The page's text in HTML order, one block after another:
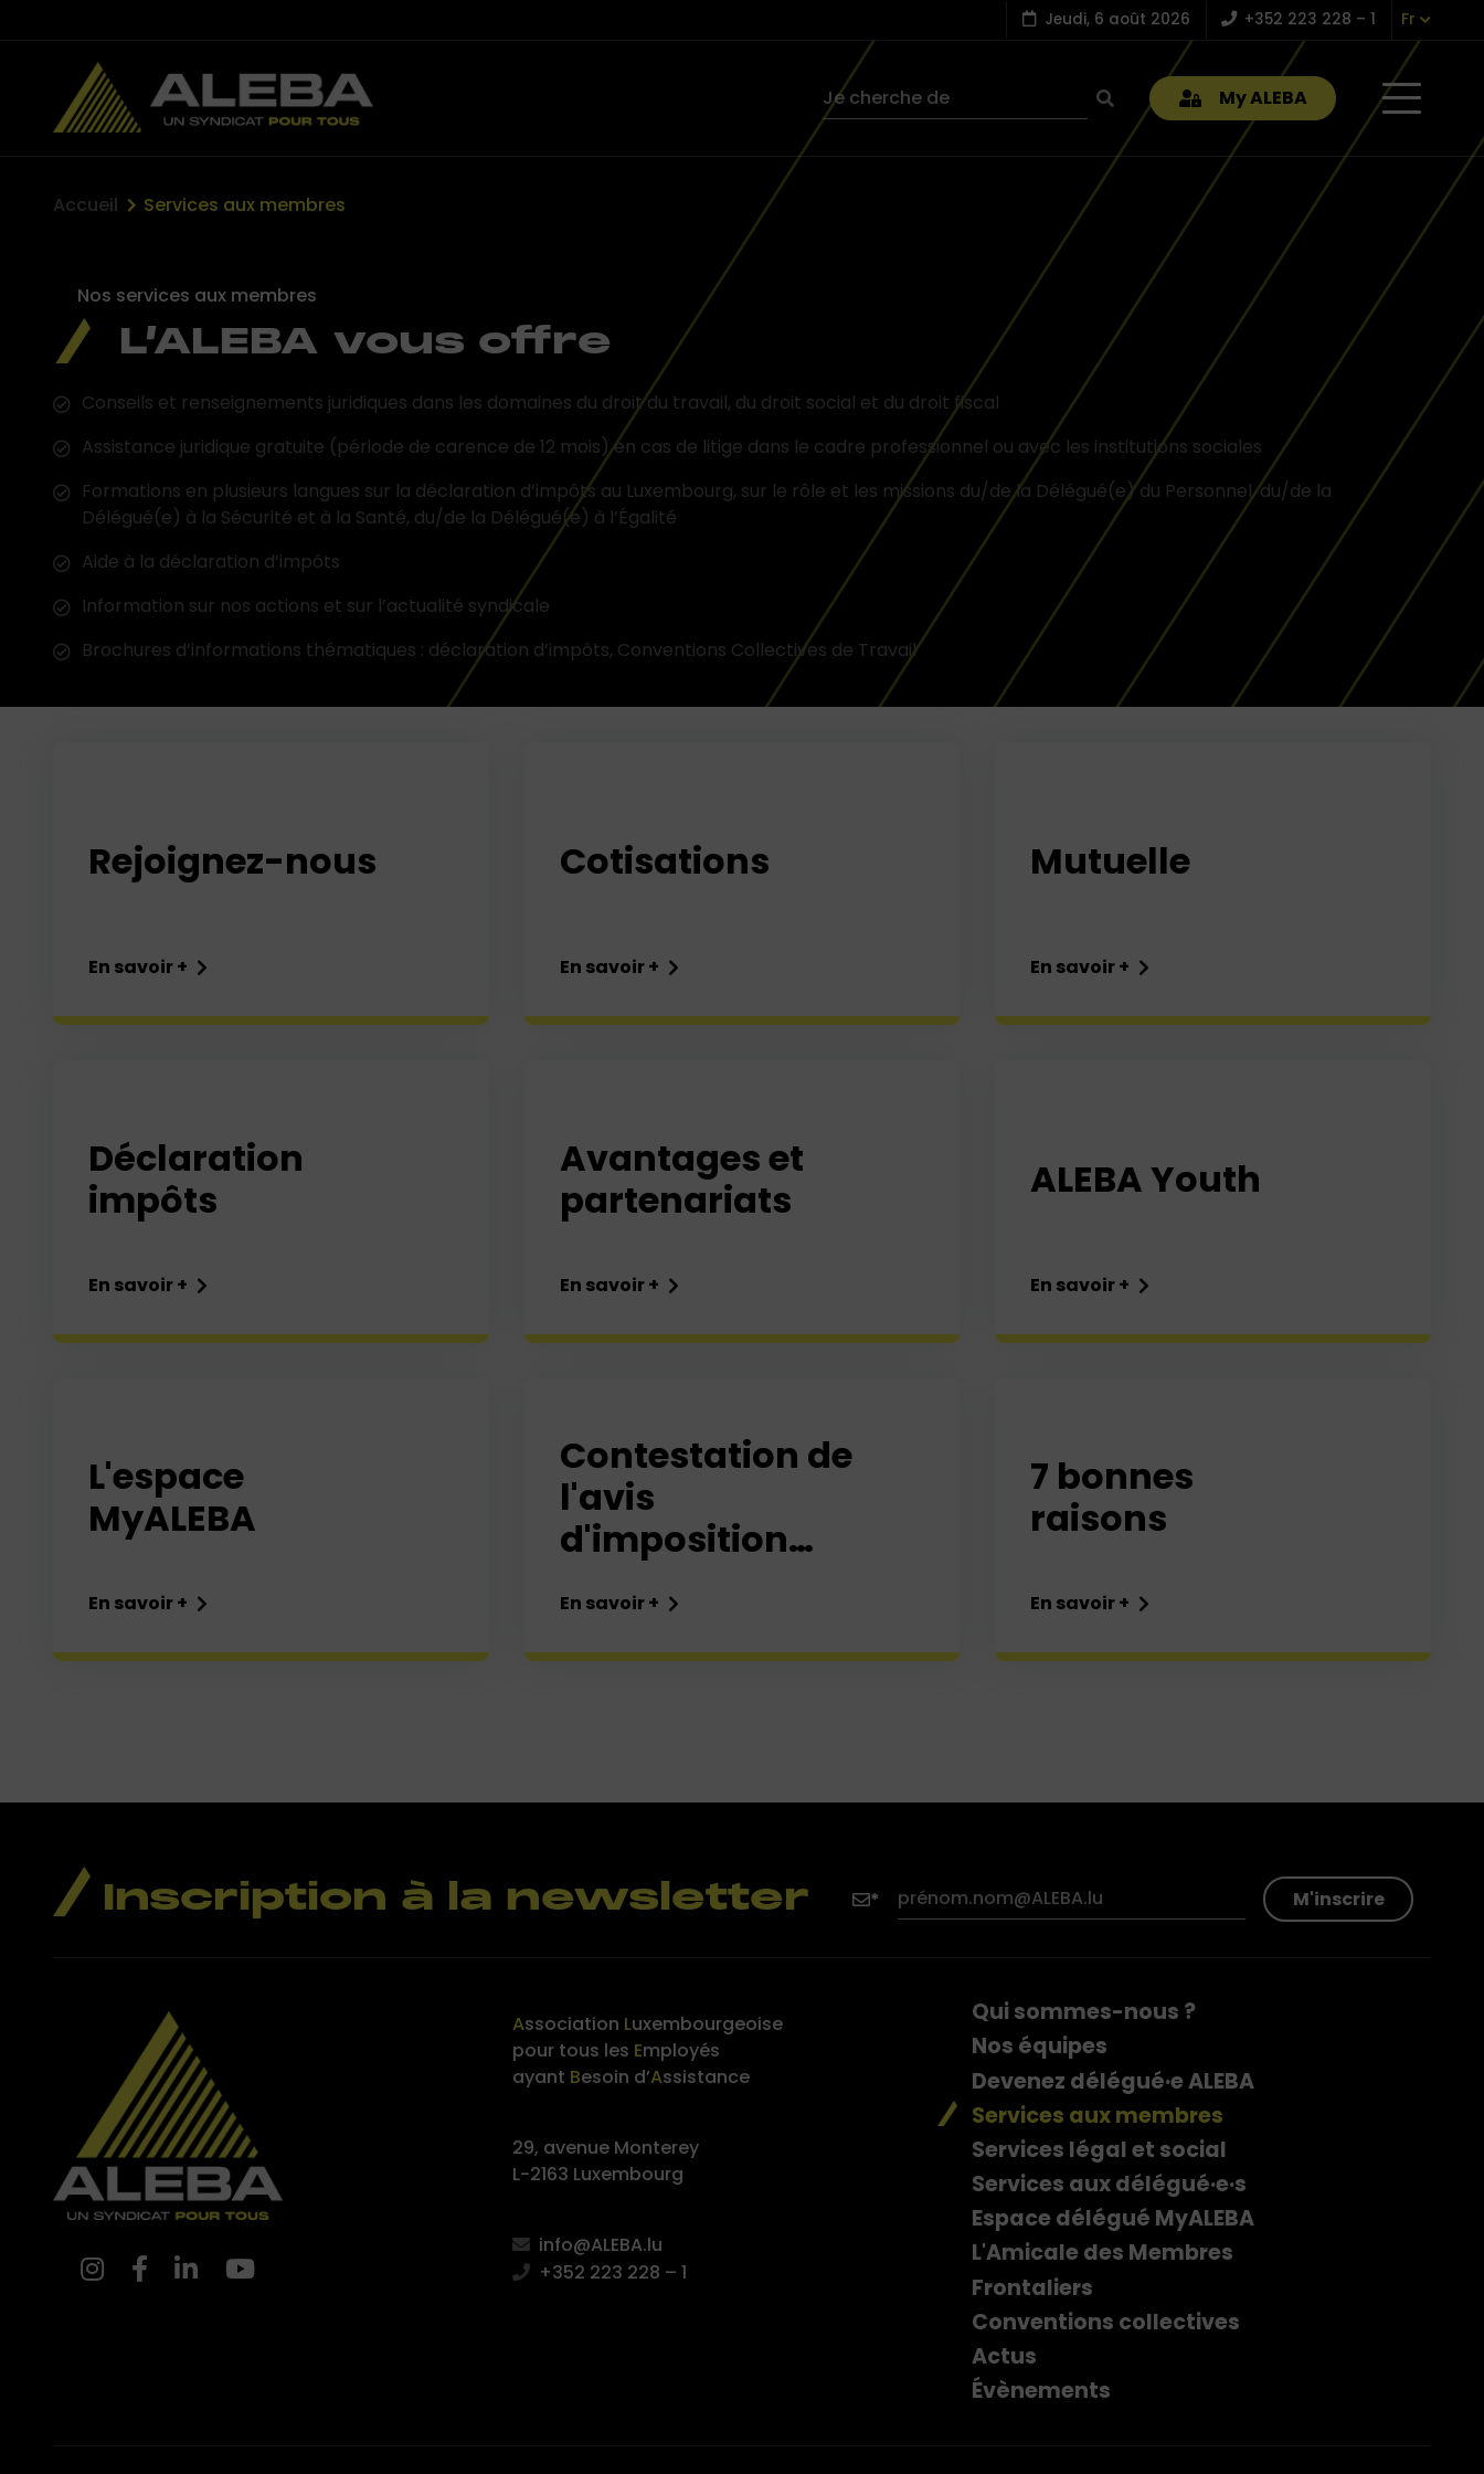
Jeudi, 6 août 2026 +352 223 228 – 1 Fr
My ALEBA
Accueil Services aux membres
Nos services aux membres
L’ALEBA vous offre
Conseils et renseignements juridiques dans les domaines du droit du travail, du droit social et du droit fiscal
Assistance juridique gratuite (période de carence de 12 mois) en cas de litige dans le cadre professionnel ou avec les institutions sociales
Formations en plusieurs langues sur la déclaration d’impôts au Luxembourg, sur le rôle et les missions du/de la Délégué(e) du Personnel, du/de la
Délégué(e) à la Sécurité et à la Santé, du/de la Délégué(e) à l’Égalité
Aide à la déclaration d’impôts
Information sur nos actions et sur l’actualité syndicale
Brochures d’informations thématiques : déclaration d’impôts, Conventions Collectives de Travail
Rejoignez-nous
En savoir +
Cotisations
En savoir +
Mutuelle
En savoir +
Déclaration
impôts
En savoir +
Avantages et
partenariats
En savoir +
ALEBA Youth
En savoir +
L'espace
MyALEBA
En savoir +
Contestation de
l'avis
d'imposition
sur le revenu
allemand -
Formulaires
En savoir +
7 bonnes
raisons
En savoir +
Inscription à la newsletter M'inscrire
Association Luxembourgeoise
pour tous les Employés
ayant Besoin d’Assistance
29, avenue Monterey
L-2163 Luxembourg
info@ALEBA.lu
+352 223 228 – 1
Qui sommes-nous ?
Nos équipes
Devenez délégué·e ALEBA
Services aux membres
Services légal et social
Services aux délégué·e·s
Espace délégué MyALEBA
L'Amicale des Membres
Frontaliers
Conventions collectives
Actus
Évènements